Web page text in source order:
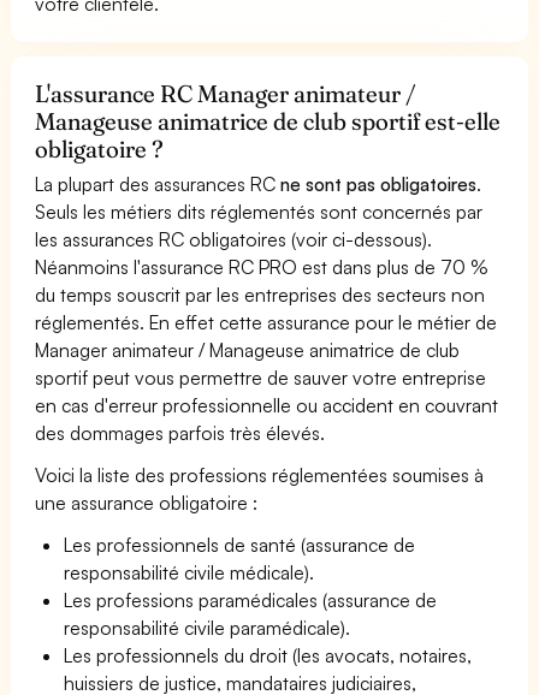
L'assurance RC Manager animateur /
Manageuse animatrice de club sportif est-elle
obligatoire ?
La plupart des assurances RCne sont pas obligatoires.
Seuls les métiers dits réglementés sont concernés par
les assurances RC obligatoires (voir ci-dessous).
Néanmoins l'assurance RC PRO est dans plus de 70 %
du temps souscrit par les entreprises des secteurs non
réglementés. En effet cette assurance pour le métier de
Manager animateur / Manageuse animatrice de club
sportif peut vous permettre de sauver votre entreprise
en cas d'erreur professionnelle ou accident en couvrant
des dommages parfois très élevés.
Voici la liste des professions réglementées soumises à
une assurance obligatoire :
Les professionnels de santé (assurance de
responsabilité civile médicale).
Les professions paramédicales (assurance de
responsabilité civile paramédicale).
Les professionnels du droit (les avocats, notaires,
huissiers de justice, mandataires judiciaires,